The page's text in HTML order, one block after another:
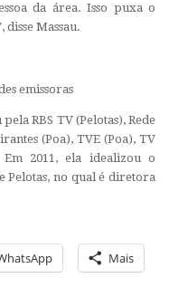
da área. Isso puxa o
Massau.
emissoras
RBS TV (Pelotas), Rede
(Poa), TVE (Poa), TV
Em 2011, ela idealizou o
Pelotas, no qual é diretora
Mais